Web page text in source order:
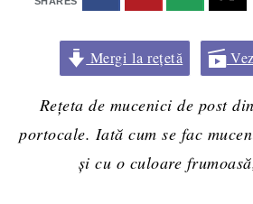
Mergi la rețetă
Rețeta de mucenici de post
portocale. Iată cum se fac
și cu o culoare